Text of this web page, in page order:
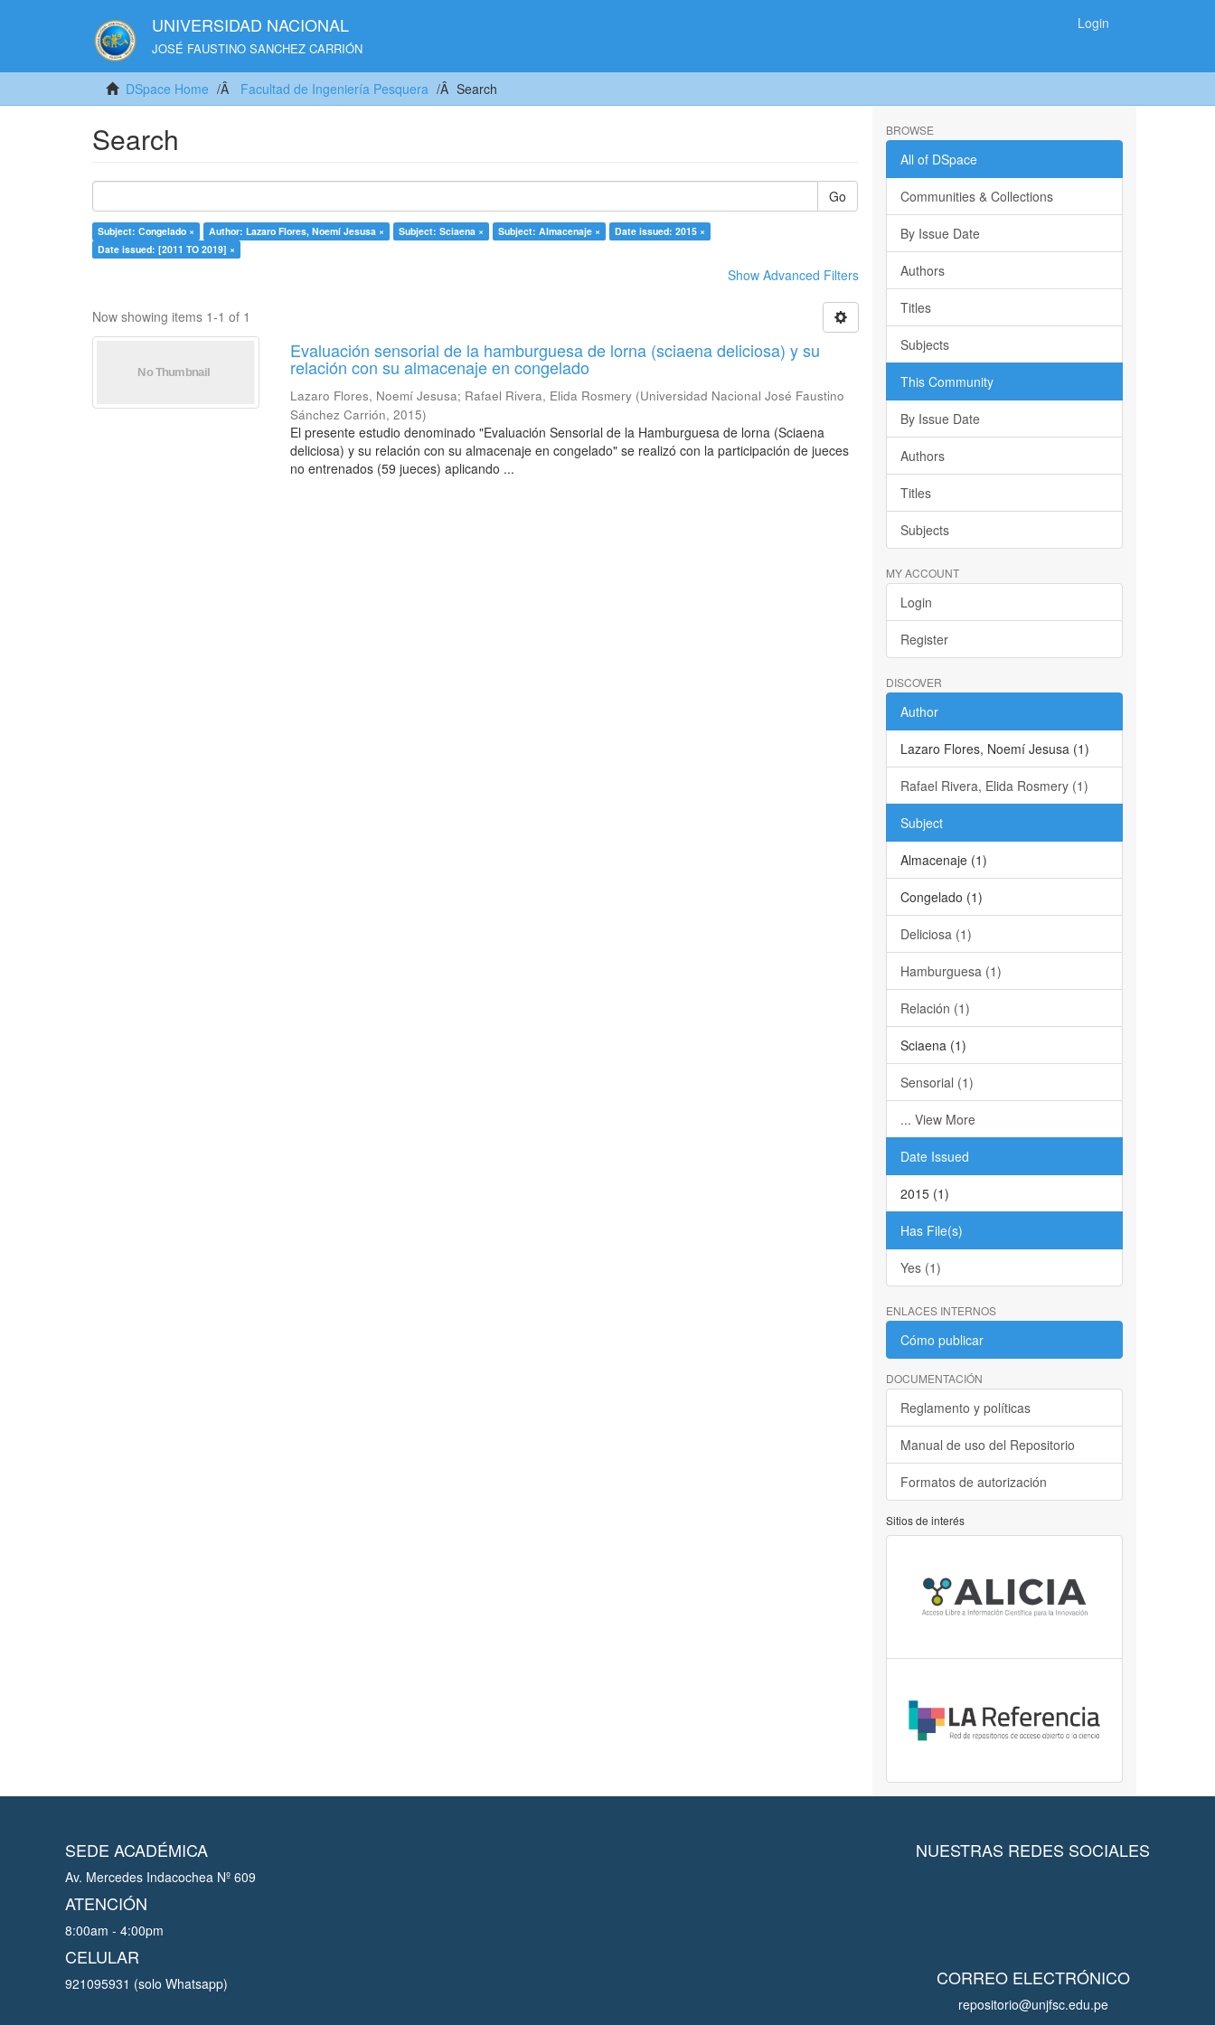
UNIVERSIDAD NACIONAL
JOSÉ FAUSTINO SANCHEZ CARRIÓN
Login
DSpace Home Facultad de Ingeniería Pesquera Search
Search
Go
Subject: Congelado × Author: Lazaro Flores, Noemí Jesusa × Subject: Sciaena × Subject: Almacenaje ×
Date issued: 2015 ×
Date issued: [2011 TO 2019] ×
Show Advanced Filters
Now showing items 1-1 of 1
Evaluación sensorial de la hamburguesa de lorna (sciaena deliciosa) y su
relación con su almacenaje en congelado
Lazaro Flores, Noemí Jesusa; Rafael Rivera, Elida Rosmery (Universidad Nacional José Faustino
Sánchez Carrión,2015)
El presente estudio denominado "Evaluación Sensorial de la Hamburguesa de lorna (Sciaena
deliciosa) y su relación con su almacenaje en congelado" se realizó con la participación de jueces
no entrenados (59 jueces) aplicando ...
BROWSE
All of DSpace
Communities & Collections
By Issue Date
Authors
Titles
Subjects
This Community
By Issue Date
Authors
Titles
Subjects
MY ACCOUNT
Login
Register
DISCOVER
Author
Lazaro Flores, Noemí Jesusa (1)
Rafael Rivera, Elida Rosmery (1)
Subject
Almacenaje (1)
Congelado (1)
Deliciosa (1)
Hamburguesa (1)
Relación (1)
Sciaena (1)
Sensorial (1)
... View More
Date Issued
2015 (1)
Has File(s)
Yes (1)
ENLACES INTERNOS
Cómo publicar
DOCUMENTACIÓN
Reglamento y políticas
Manual de uso del Repositorio
Formatos de autorización
Sitios de interés
SEDE ACADÉMICA
Av. Mercedes Indacochea Nº 609
ATENCIÓN
8:00am - 4:00pm
CELULAR
921095931 (solo Whatsapp)
NUESTRAS REDES SOCIALES
CORREO ELECTRÓNICO
repositorio@unjfsc.edu.pe